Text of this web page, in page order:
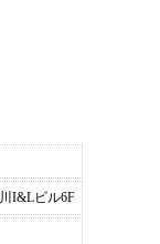
I&Lビル6F